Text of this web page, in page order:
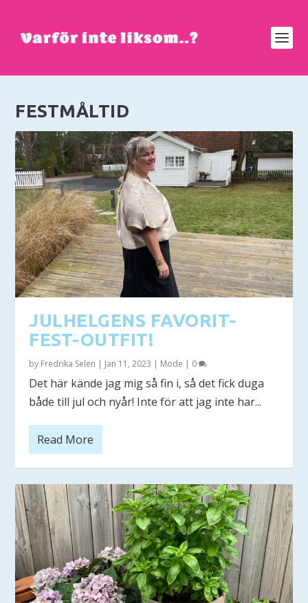
FESTMÅLTID
JULHELGENS FAVORIT-
FEST-OUTFIT!
by Fredrika Selen | Jan 11, 2023 | Mode | 0
Det här kände jag mig så fin i, så det fick duga
både till jul och nyår! Inte för att jag inte har...
Read More